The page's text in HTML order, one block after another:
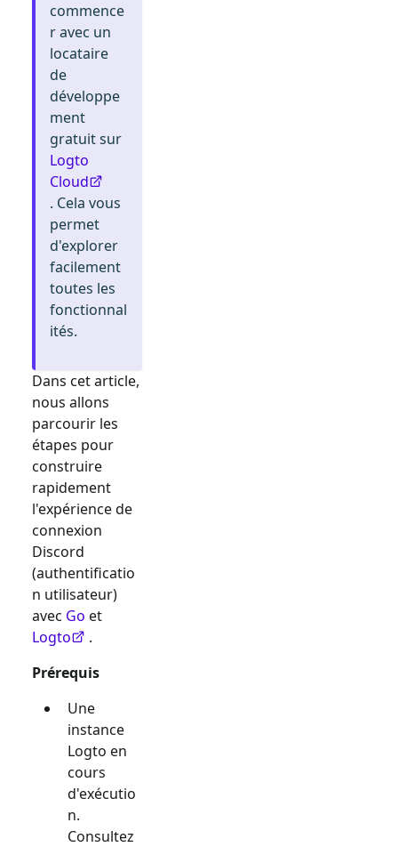
commence
r avec un
locataire
de
développe
ment
gratuit sur
Logto
Cloud
. Cela vous
permet
d'explorer
facilement
toutes les
fonctionnal
ités.
Dans cet article,
nous allons
parcourir les
étapes pour
construire
rapidement
l'expérience de
connexion
Discord
(authentificatio
n utilisateur)
avec Go et
Logto
.
Prérequis
Une
instance
Logto en
cours
d'exécutio
n.
Consultez